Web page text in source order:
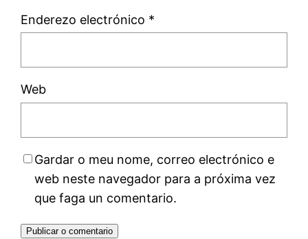
Enderezo electrónico *
Web
Gardar o meu nome, correo electrónico e
web neste navegador para a próxima vez
que faga un comentario.